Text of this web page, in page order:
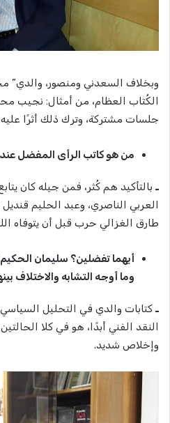
وبخلاف السعدني ومنصور، والدي”
الكُتاب العظام، من أمثال: نجيب
جلسات مشتركة، وترك ذلك أثرًا
من هو كاتب الرأى المفضل
ـ بالتأكيد هم كُثر، فمن جيله كان
العربي الناصري، وعبد الحليم
طارق الغزالي حرب قبل أن يتوفاه
أيهما تفضلين؟ سليمان
وما أوجه التشابه والاختلاف
ـ كتابات والدي في التحليل السياسي
النقد الفني أبدًا، هو في كلا
وإخلاص شديد.